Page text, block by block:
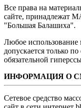
Все права на
сайте, принадлежат
"Большая Балашиха".
Любое использование
допускается только
обязательной
ИНФОРМАЦИЯ О
Сетевое средство